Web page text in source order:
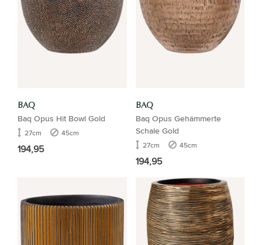
BAQ
Baq Opus Hit Bowl Gold
27cm 45cm
194,95
BAQ
Baq Opus Gehämmerte
Schale Gold
27cm 45cm
194,95